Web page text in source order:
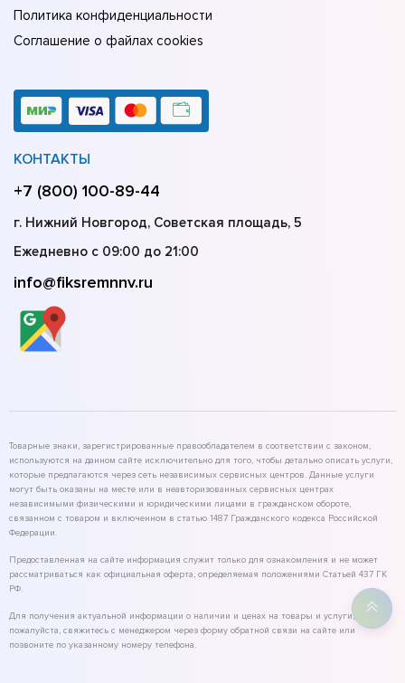
Политика конфиденциальности
Соглашение о файлах cookies
КОНТАКТЫ
+7 (800) 100-89-44
г. Нижний Новгород, Советская площадь, 5
Ежедневно с 09:00 до 21:00
info@fiksremnnv.ru
Товарные знаки, зарегистрированные правообладателем в соответствии с законом,
используются на данном сайте исключительно для того, чтобы детально описать услуги,
которые предлагаются через сеть независимых сервисных центров. Данные услуги
могут быть оказаны на месте или в неавторизованных сервисных центрах
независимыми физическими и юридическими лицами в гражданском обороте,
связанном с товаром и включенном в статью 1487 Гражданского кодекса Российской
Федерации.
Предоставленная на сайте информация служит только для ознакомления и не может
рассматриваться как официальная оферта, определяемая положениями Статьей 437 ГК
РФ.
Для получения актуальной информации о наличии и ценах на товары и услуги,
пожалуйста, свяжитесь с менеджером через форму обратной связи на сайте или
позвоните по указанному номеру телефона.